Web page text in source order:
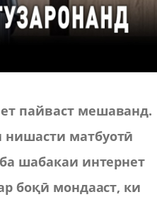
пайваст мешаванд.
матбуотӣ
шабакаи интернет
боқӣ мондааст, ки